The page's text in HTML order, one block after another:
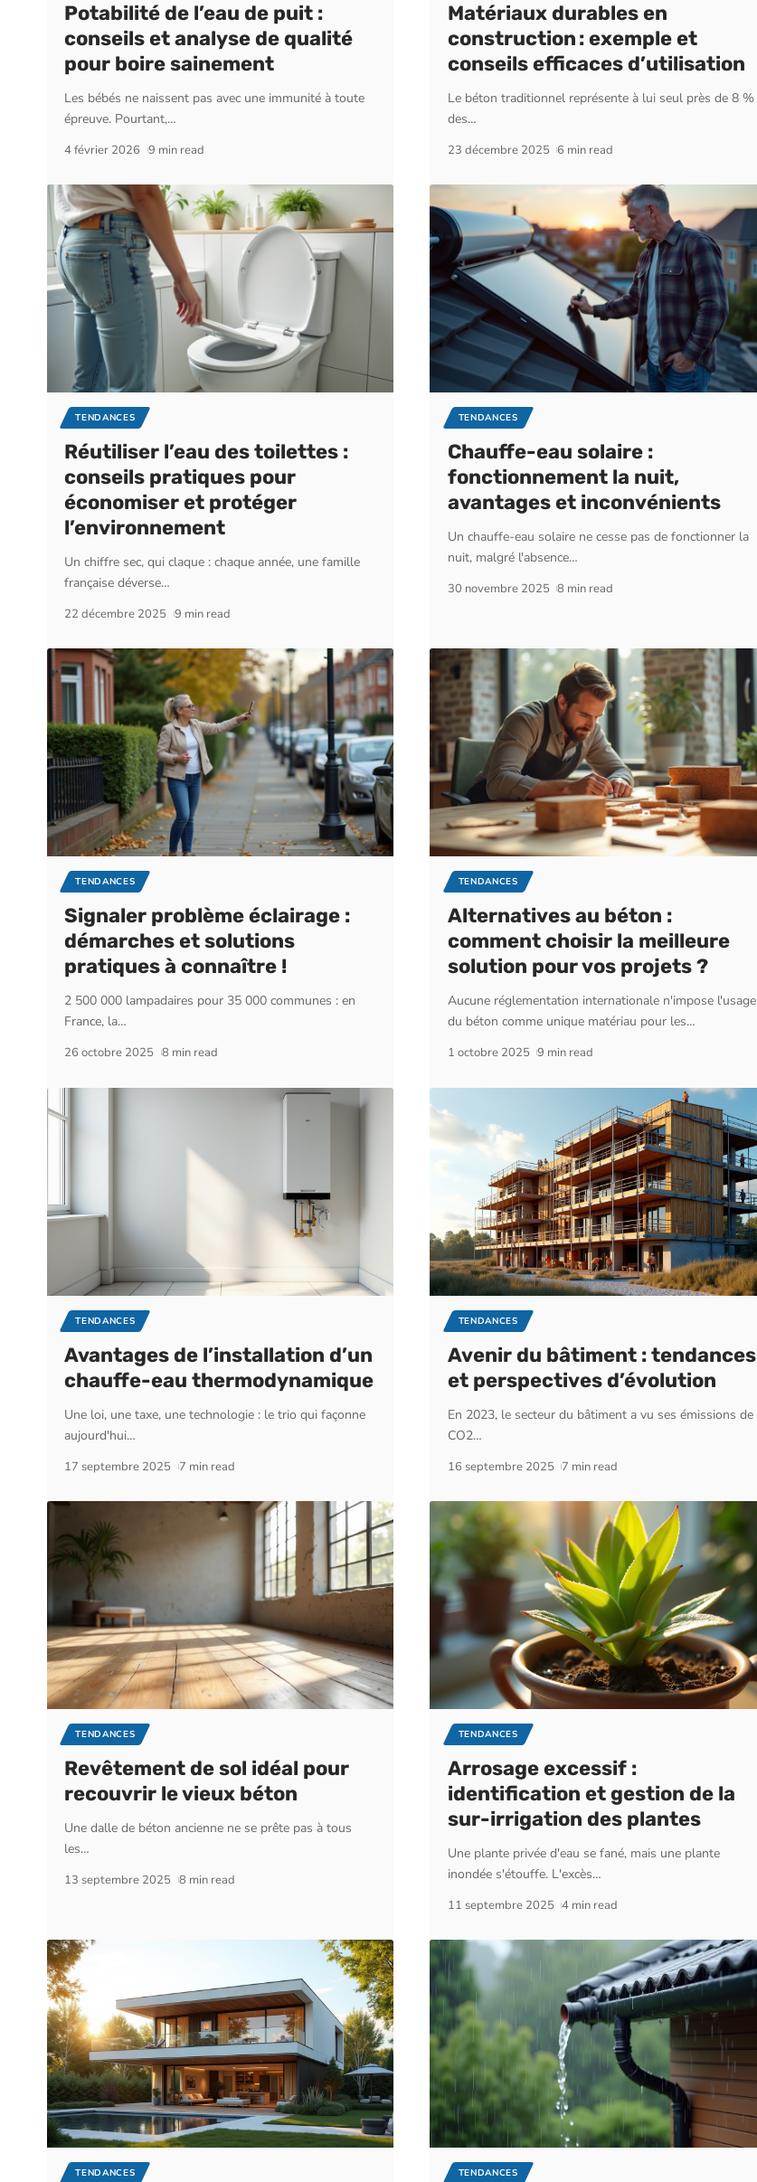
Potabilité de l’eau de puit :
conseils et analyse de qualité
pour boire sainement
Les bébés ne naissent pas avec une immunité à toute
épreuve. Pourtant,…
4 février 2026 9 min read
Matériaux durables en
construction : exemple et
conseils efficaces d’utilisation
Le béton traditionnel représente à lui seul près de 8 %
des…
23 décembre 2025 6 min read
TENDANCES
Réutiliser l’eau des toilettes :
conseils pratiques pour
économiser et protéger
l’environnement
Un chiffre sec, qui claque : chaque année, une famille
française déverse…
22 décembre 2025 9 min read
TENDANCES
Chauffe-eau solaire :
fonctionnement la nuit,
avantages et inconvénients
Un chauffe-eau solaire ne cesse pas de fonctionner la
nuit, malgré l'absence…
30 novembre 2025 8 min read
TENDANCES
Signaler problème éclairage :
démarches et solutions
pratiques à connaître !
2 500 000 lampadaires pour 35 000 communes : en
France, la…
26 octobre 2025 8 min read
TENDANCES
Alternatives au béton :
comment choisir la meilleure
solution pour vos projets ?
Aucune réglementation internationale n'impose l'usage
du béton comme unique matériau pour les…
1 octobre 2025 9 min read
TENDANCES
Avantages de l’installation d’un
chauffe-eau thermodynamique
Une loi, une taxe, une technologie : le trio qui façonne
aujourd'hui…
17 septembre 2025 7 min read
TENDANCES
Avenir du bâtiment : tendances
et perspectives d’évolution
En 2023, le secteur du bâtiment a vu ses émissions de
CO2…
16 septembre 2025 7 min read
TENDANCES
Revêtement de sol idéal pour
recouvrir le vieux béton
Une dalle de béton ancienne ne se prête pas à tous
les…
13 septembre 2025 8 min read
TENDANCES
Arrosage excessif :
identification et gestion de la
sur-irrigation des plantes
Une plante privée d'eau se fané, mais une plante
inondée s'étouffe. L'excès…
11 septembre 2025 4 min read
TENDANCES TENDANCES